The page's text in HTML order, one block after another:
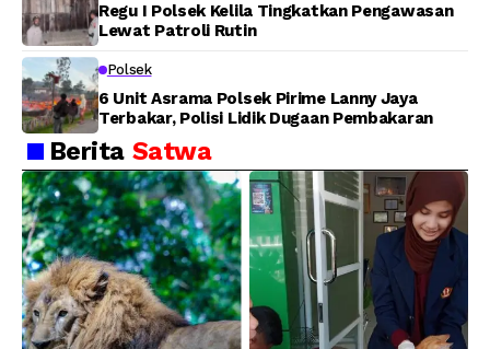
Regu I Polsek Kelila Tingkatkan Pengawasan
Lewat Patroli Rutin
Polsek
6 Unit Asrama Polsek Pirime Lanny Jaya
Terbakar, Polisi Lidik Dugaan Pembakaran
Berita Satwa